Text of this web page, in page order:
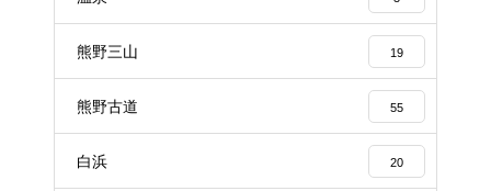
熊野三山 19
熊野古道 55
白浜 20